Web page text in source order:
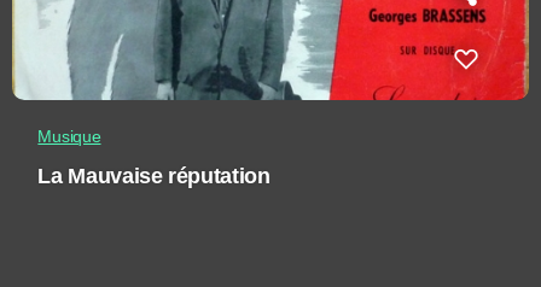
Musique
La Mauvaise réputation